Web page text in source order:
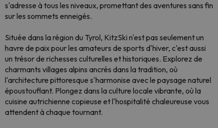
s'adresse à tous les niveaux, promettant des aventures sans fin
sur les sommets enneigés.
Située dans la région du Tyrol, KitzSki n'est pas seulement un
havre de paix pour les amateurs de sports d'hiver, c'est aussi
un trésor de richesses culturelles et historiques. Explorez de
charmants villages alpins ancrés dans la tradition, où
l'architecture pittoresque s'harmonise avec le paysage naturel
époustouflant. Plongez dans la culture locale vibrante, où la
cuisine autrichienne copieuse et l'hospitalité chaleureuse vous
attendent à chaque tournant.